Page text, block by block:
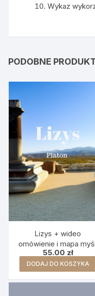
Wykaz
PODOBNE
Lizys + wideo
omówienie i mapa
55.00 zł
DODAJ DO KOSZYKA